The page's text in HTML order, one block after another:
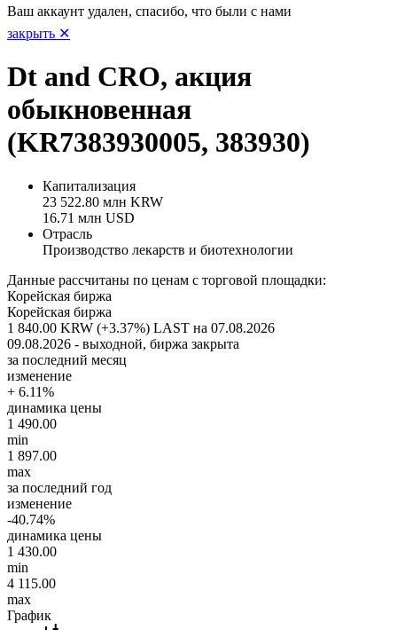
Ваш аккаунт удален, спасибо, что были с нами
закрыть ✕
Dt and CRO, акция
обыкновенная
(KR7383930005, 383930)
Капитализация
23 522.80 млн KRW
16.71 млн USD
Отрасль
Производство лекарств и биотехнологии
Данные рассчитаны по ценам с торговой площадки:
Корейская биржа
Корейская биржа
1 840.00 KRW (+3.37%) LAST на 07.08.2026
09.08.2026 - выходной, биржа закрыта
за последний месяц
изменение
+ 6.11%
динамика цены
1 490.00
min
1 897.00
max
за последний год
изменение
-40.74%
динамика цены
1 430.00
min
4 115.00
max
График